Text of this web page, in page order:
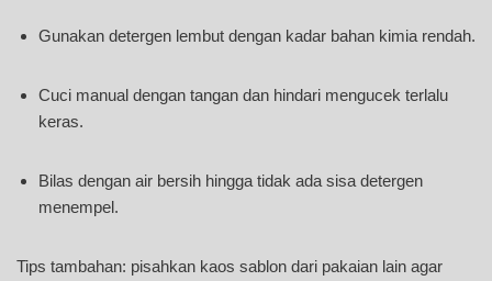
Gunakan detergen lembut dengan kadar bahan kimia rendah.
Cuci manual dengan tangan dan hindari mengucek terlalu
keras.
Bilas dengan air bersih hingga tidak ada sisa detergen
menempel.
Tips tambahan: pisahkan kaos sablon dari pakaian lain agar